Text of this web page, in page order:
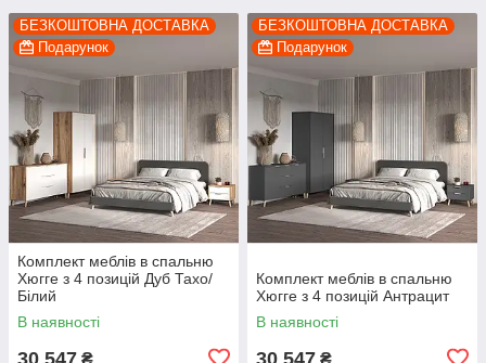
БЕЗКОШТОВНА ДОСТАВКА
Подарунок
Комплект меблів в спальню
Хюгге з 4 позицій Дуб Тахо/
Білий
В наявності
30 547 ₴
БЕЗКОШТОВНА ДОСТАВКА
Подарунок
Комплект меблів в спальню
Хюгге з 4 позицій Антрацит
В наявності
30 547 ₴